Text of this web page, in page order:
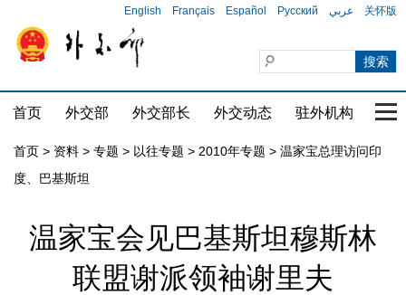
English Français Español Русский عربي 关怀版
首页 外交部 外交部长 外交动态 驻外机构 国
首页 > 资料 > 专题 > 以往专题 > 2010年专题 > 温家宝总理访问印
度、巴基斯坦
温家宝会见巴基斯坦穆斯林
联盟谢派领袖谢里夫